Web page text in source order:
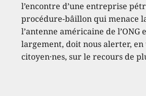
l’encontre d’une entreprise
procédure-bâillon qui menace
l’antenne américaine de l’ONG
largement, doit nous alerter, en
citoyen·nes, sur le recours de